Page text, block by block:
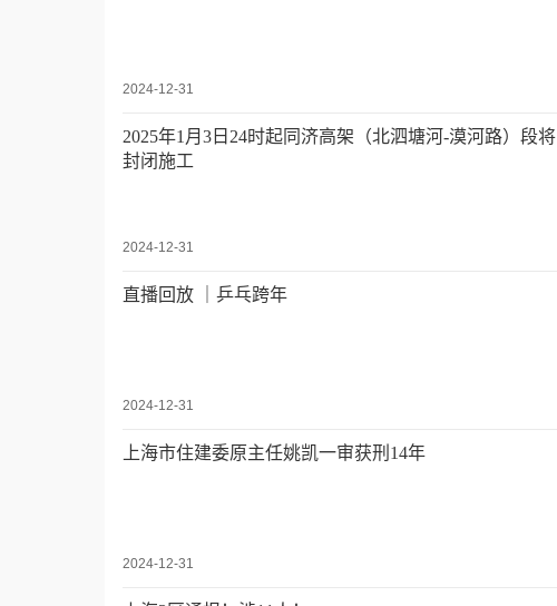
2024-12-31
2025年1月3日24时起同济高架（北泗塘河-漠河路）段将
封闭施工
2024-12-31
直播回放 ｜乒乓跨年
2024-12-31
上海市住建委原主任姚凯一审获刑14年
2024-12-31